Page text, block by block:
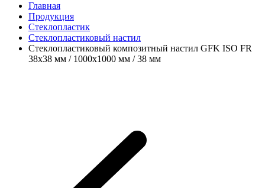
Главная
Продукция
Стеклопластик
Стеклопластиковый настил
Стеклопластиковый композитный настил GFK ISO FR
38х38 мм / 1000х1000 мм / 38 мм